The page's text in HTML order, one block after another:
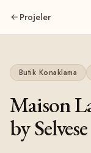
Projeler
Butik Konaklama
Maison
by Selvese